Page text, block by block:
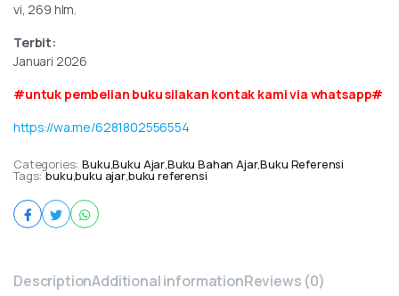
vi, 269 hlm.
Terbit:
Januari 2026
#untuk pembelian buku silakan kontak kami via whatsapp#
https://wa.me/6281802556554
Categories: Buku,Buku Ajar,Buku Bahan Ajar,Buku Referensi
Tags: buku,buku ajar,buku referensi
DescriptionAdditional informationReviews (0)